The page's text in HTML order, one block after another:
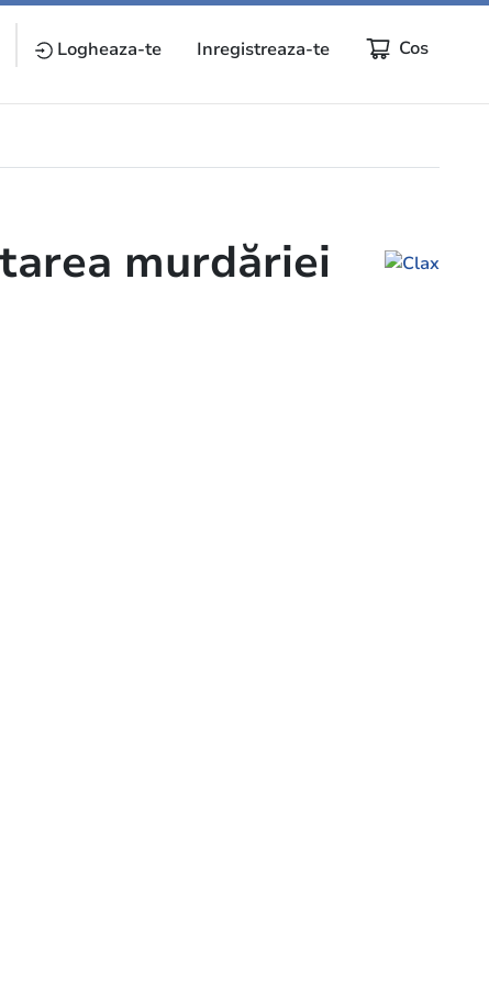
Logheaza-te Inregistreaza-te Cos
murdăriei